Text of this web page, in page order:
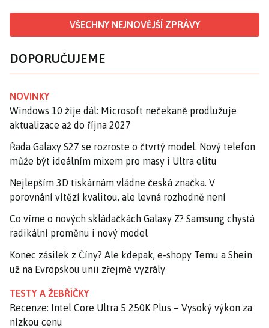
VŠECHNY NEJNOVĚJŠÍ ZPRÁVY
DOPORUČUJEME
NOVINKY
Windows 10 žije dál: Microsoft nečekaně prodlužuje
aktualizace až do října 2027
Řada Galaxy S27 se rozroste o čtvrtý model. Nový telefon
může být ideálním mixem pro masy i Ultra elitu
Nejlepším 3D tiskárnám vládne česká značka. V
porovnání vítězí kvalitou, ale levná rozhodně není
Co víme o nových skládačkách Galaxy Z? Samsung chystá
radikální proměnu i nový model
Konec zásilek z Číny? Ale kdepak, e-shopy Temu a Shein
už na Evropskou unii zřejmě vyzrály
TESTY A ŽEBŘÍČKY
Recenze: Intel Core Ultra 5 250K Plus – Vysoký výkon za
nízkou cenu